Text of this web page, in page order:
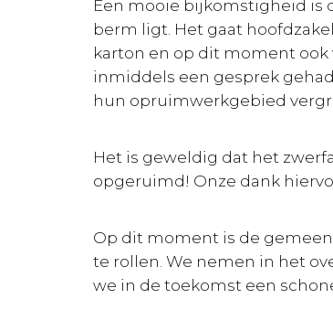
Een mooie bijkomstigheid is
berm ligt. Het gaat
karton en op dit moment ook
inmiddels een gesprek
hun opruimwerkgebied
Het is geweldig dat het
opgeruimd! Onze dank
Op dit moment is de
te rollen. We nemen in het
we in de toekomst een